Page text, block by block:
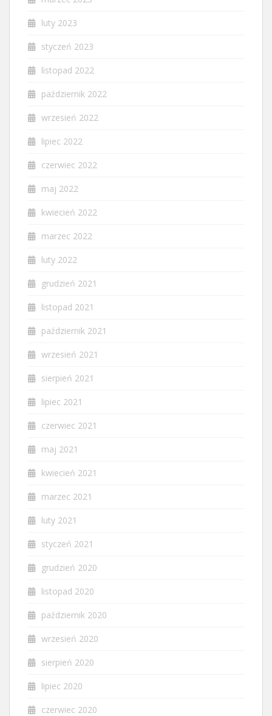
luty 2023
styczeń 2023
listopad 2022
październik 2022
wrzesień 2022
lipiec 2022
czerwiec 2022
maj 2022
kwiecień 2022
marzec 2022
luty 2022
grudzień 2021
listopad 2021
październik 2021
wrzesień 2021
sierpień 2021
lipiec 2021
czerwiec 2021
maj 2021
kwiecień 2021
marzec 2021
luty 2021
styczeń 2021
grudzień 2020
listopad 2020
październik 2020
wrzesień 2020
sierpień 2020
lipiec 2020
czerwiec 2020